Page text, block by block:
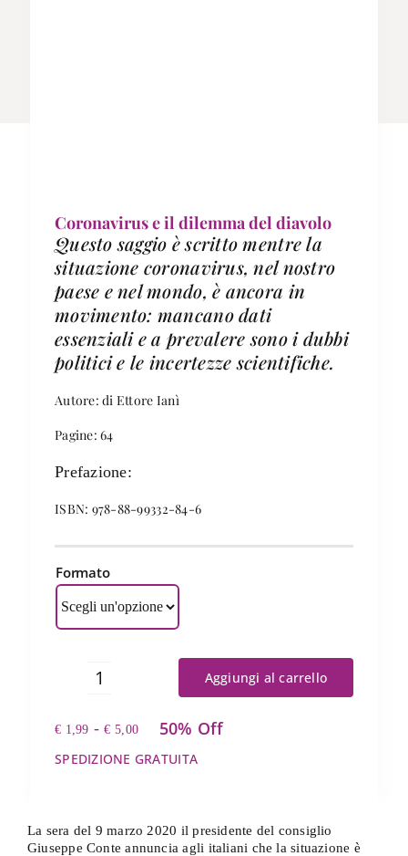
Coronavirus e il dilemma del diavolo
Questo saggio è scritto mentre la
situazione coronavirus, nel nostro
paese e nel mondo, è ancora in
movimento: mancano dati
essenziali e a prevalere sono i dubbi
politici e le incertezze scientifiche.
Autore: di Ettore Ianì
Pagine: 64
Prefazione:
ISBN: 978-88-99332-84-6
Formato
Coronavirus
il
Aggiungi al carrello
€ 1,99 - € 5,00Fascia
prezzo:
€ 5,00
50% Off
SPEDIZIONE GRATUITA
La sera del 9 marzo 2020 il presidente del consiglio
Giuseppe Conte annuncia agli italiani che la situazione è